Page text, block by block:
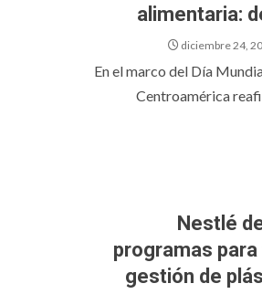
alimentaria:
diciembre 24,
En el marco del Día
Centroamérica
Nestlé
programas
gestión de